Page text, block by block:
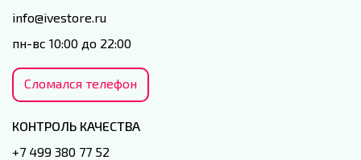
info@ivestore.ru
пн-вс 10:00 до 22:00
Сломался телефон
КОНТРОЛЬ КАЧЕСТВА
+7 499 380 77 52